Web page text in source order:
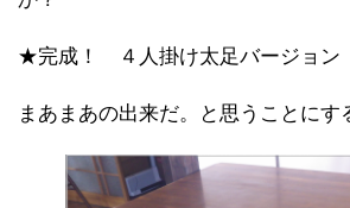
★完成！ ４人掛け太足バージョン
まあまあの出来だ。と思うことにす